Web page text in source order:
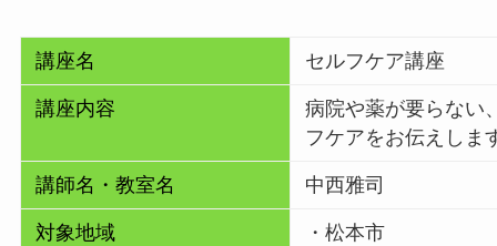
講座名 セルフケア講座
講座内容
病院や薬が要らない
フケアをお伝えしま
講師名・教室名 中西雅司
対象地域
・松本市